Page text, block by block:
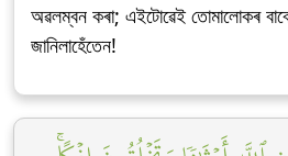
অৱলম্বন কৰা; এইটোৱেই তোমালোকৰ
জানিলাহেঁতেন!